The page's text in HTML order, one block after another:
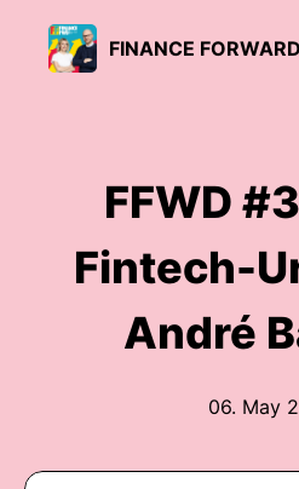
FFWD
Fintech-
André
06. May